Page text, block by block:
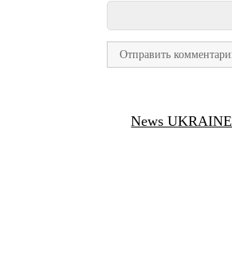
News UKRAINE